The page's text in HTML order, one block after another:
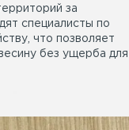
за
специалисты по
что позволяет
без ущерба для